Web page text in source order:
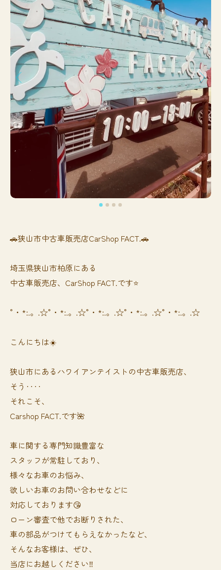
🚗狭山市中古車販売店CarShop FACT.🚗
埼玉県狭山市柏原にある
中古車販売店、CarShop FACT.です⭐️
°・*:.。.☆°・*:.。.☆°・*:.。.☆°・*:.。.☆°・*:.。.☆
こんにちは☀️
狭山市にあるハワイアンテイストの中古車販売店、
そう‥‥
それこそ、
Carshop FACT.です🌺
車に関する専門知識豊富な
スタッフが常駐しており、
様々なお車のお悩み、
欲しいお車のお問い合わせなどに
対応しております😘
ローン審査で他でお断りされた、
車の部品がつけてもらえなかったなど、
そんなお客様は、ぜひ、
当店にお越しください‼️